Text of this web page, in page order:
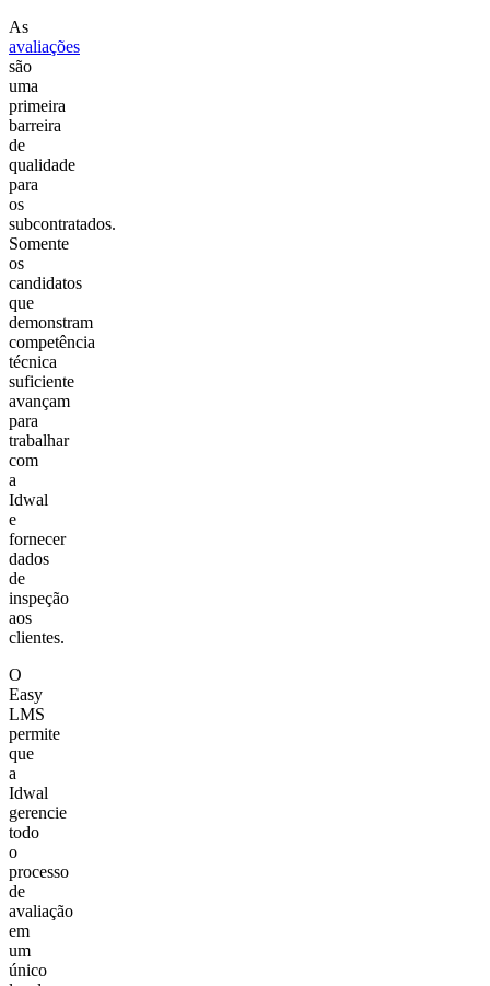
As
avaliações
são
uma
primeira
barreira
de
qualidade
para
os
subcontratados.
Somente
os
candidatos
que
demonstram
competência
técnica
suficiente
avançam
para
trabalhar
com
a
Idwal
e
fornecer
dados
de
inspeção
aos
clientes.
O
Easy
LMS
permite
que
a
Idwal
gerencie
todo
o
processo
de
avaliação
em
um
único